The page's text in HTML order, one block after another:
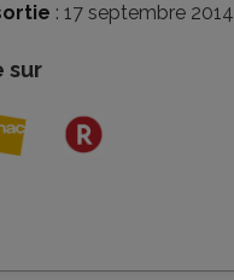
: 17 septembre 2014
sur